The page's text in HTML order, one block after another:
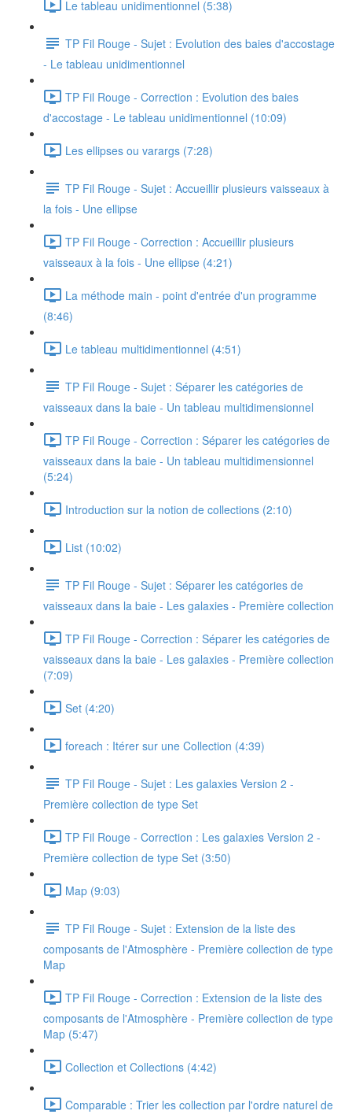
Le tableau unidimentionnel (5:38)
TP Fil Rouge - Sujet : Evolution des baies d'accostage
- Le tableau unidimentionnel
TP Fil Rouge - Correction : Evolution des baies
d'accostage - Le tableau unidimentionnel (10:09)
Les ellipses ou varargs (7:28)
TP Fil Rouge - Sujet : Accueillir plusieurs vaisseaux à
la fois - Une ellipse
TP Fil Rouge - Correction : Accueillir plusieurs
vaisseaux à la fois - Une ellipse (4:21)
La méthode main - point d'entrée d'un programme
(8:46)
Le tableau multidimentionnel (4:51)
TP Fil Rouge - Sujet : Séparer les catégories de
vaisseaux dans la baie - Un tableau multidimensionnel
TP Fil Rouge - Correction : Séparer les catégories de
vaisseaux dans la baie - Un tableau multidimensionnel
(5:24)
Introduction sur la notion de collections (2:10)
List (10:02)
TP Fil Rouge - Sujet : Séparer les catégories de
vaisseaux dans la baie - Les galaxies - Première collection
TP Fil Rouge - Correction : Séparer les catégories de
vaisseaux dans la baie - Les galaxies - Première collection
(7:09)
Set (4:20)
foreach : Itérer sur une Collection (4:39)
TP Fil Rouge - Sujet : Les galaxies Version 2 -
Première collection de type Set
TP Fil Rouge - Correction : Les galaxies Version 2 -
Première collection de type Set (3:50)
Map (9:03)
TP Fil Rouge - Sujet : Extension de la liste des
composants de l'Atmosphère - Première collection de type
Map
TP Fil Rouge - Correction : Extension de la liste des
composants de l'Atmosphère - Première collection de type
Map (5:47)
Collection et Collections (4:42)
Comparable : Trier les collection par l'ordre naturel de